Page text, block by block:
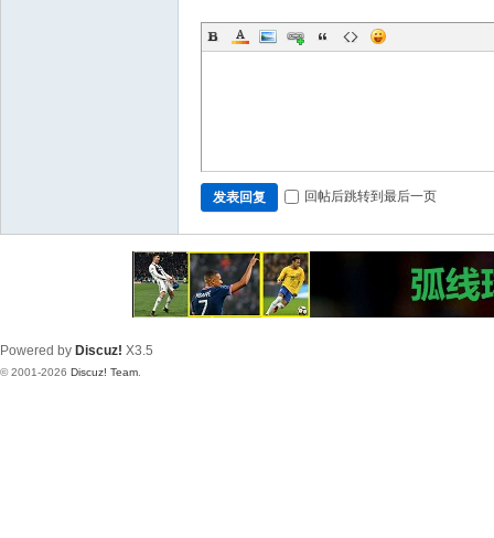
发表回复 回帖后跳转到最后一页
Powered by Discuz! X3.5
© 2001-2026 Discuz! Team